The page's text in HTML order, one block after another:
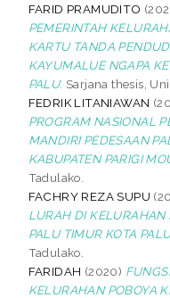
FARID PRAMUDITO
PEMERINTAH
KARTU TANDA
KAYUMALUE NGAPA
PALU. Sarjana thesis,
FEDRIK LITANIAWAN
PROGRAM NASIONAL
MANDIRI PEDESAAN
KABUPATEN PARIGI
Tadulako.
FACHRY REZA SUPU
LURAH DI KELURAHAN
PALU TIMUR KOTA
Tadulako.
FARIDAH (2020)
KELURAHAN POBOYA